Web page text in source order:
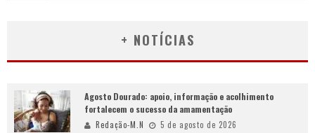
+ NOTÍCIAS
Agosto Dourado: apoio, informação e acolhimento
fortalecem o sucesso da amamentação
Redação-M.N 5 de agosto de 2026